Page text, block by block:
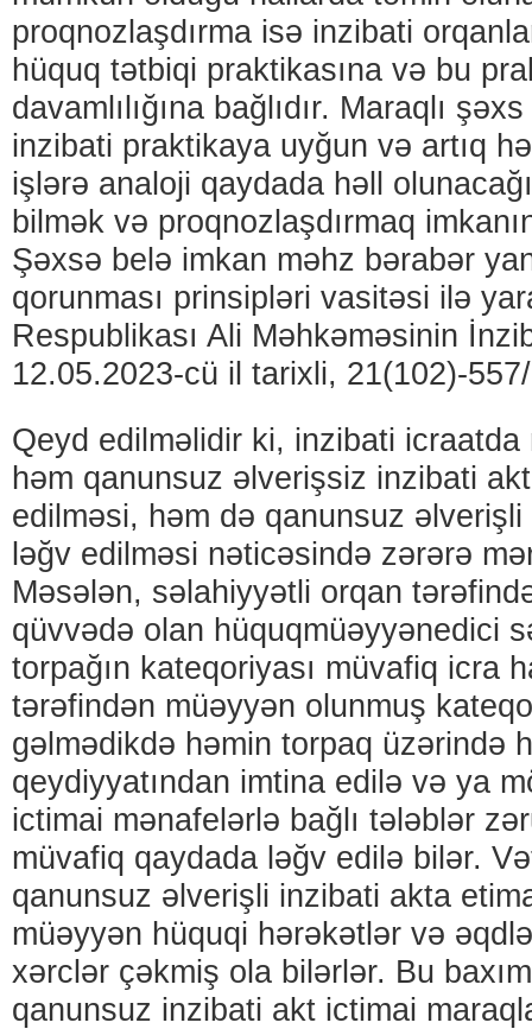
proqnozlaşdırma isə inzibati
hüquq tətbiqi praktikasına və bu
davamlılığına bağlıdır. Maraqlı
inzibati praktikaya uyğun və artıq
işlərə analoji qaydada həll
bilmək və proqnozlaşdırmaq
Şəxsə belə imkan məhz bərabər
qorunması prinsipləri vasitəsi ilə
Respublikası Ali Məhkəməsinin
12.05.2023-cü il tarixli, 21(102)-
Qeyd edilməlidir ki, inzibati icraatda
həm qanunsuz əlverişsiz inzibati
edilməsi, həm də qanunsuz əlverişli
ləğv edilməsi nəticəsində zərərə
Məsələn, səlahiyyətli orqan
qüvvədə olan hüquqmüəyyənedici
torpağın kateqoriyası müvafiq icra
tərəfindən müəyyən olunmuş
gəlmədikdə həmin torpaq üzərində
qeydiyyatından imtina edilə və ya
ictimai mənafelərlə bağlı tələblər
müvafiq qaydada ləğv edilə bilər.
qanunsuz əlverişli inzibati akta
müəyyən hüquqi hərəkətlər və
xərclər çəkmiş ola bilərlər. Bu
qanunsuz inzibati akt ictimai